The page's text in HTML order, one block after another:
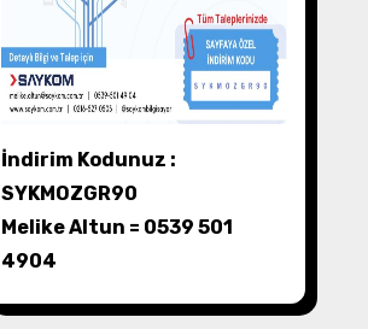
İndirim Kodunuz :
SYKMOZGR90
Melike Altun = 0539 501
4904